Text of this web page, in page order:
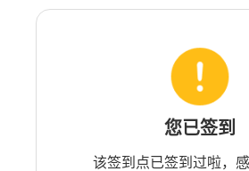
您已签到
该签到点已签到过啦，感